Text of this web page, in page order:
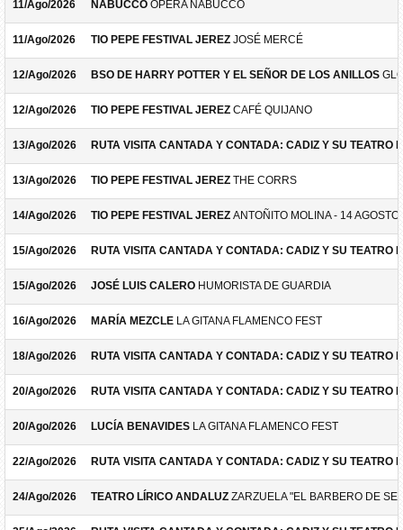
11/Ago/2026 NABUCCO ÓPERA NABUCCO
11/Ago/2026 TIO PEPE FESTIVAL JEREZ JOSÉ MERCÉ
12/Ago/2026 BSO DE HARRY POTTER Y EL SEÑOR DE LOS ANILLOS
12/Ago/2026 TIO PEPE FESTIVAL JEREZ CAFÉ QUIJANO
13/Ago/2026 RUTA VISITA CANTADA Y CONTADA: CADIZ Y SU TEATRO
13/Ago/2026 TIO PEPE FESTIVAL JEREZ THE CORRS
14/Ago/2026 TIO PEPE FESTIVAL JEREZ ANTOÑITO MOLINA - 14 AGOSTO
15/Ago/2026 RUTA VISITA CANTADA Y CONTADA: CADIZ Y SU TEATRO
15/Ago/2026 JOSÉ LUIS CALERO HUMORISTA DE GUARDIA
16/Ago/2026 MARÍA MEZCLE LA GITANA FLAMENCO FEST
18/Ago/2026 RUTA VISITA CANTADA Y CONTADA: CADIZ Y SU TEATRO
20/Ago/2026 RUTA VISITA CANTADA Y CONTADA: CADIZ Y SU TEATRO
20/Ago/2026 LUCÍA BENAVIDES LA GITANA FLAMENCO FEST
22/Ago/2026 RUTA VISITA CANTADA Y CONTADA: CADIZ Y SU TEATRO
24/Ago/2026 TEATRO LÍRICO ANDALUZ ZARZUELA "EL BARBERO DE